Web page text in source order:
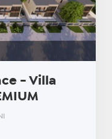
- Villa